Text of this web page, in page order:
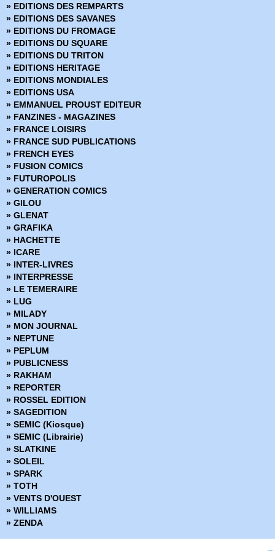
› 63 - Force vitale
› 64 - Esprit d'équipe
› 65 - Les choses obscures
» Daredevil
» Dark Reign
» Dark Reign - Hors Série
» Dark Reign Saga
» DC Heroes
» DC Trinity
DC Universe
» DC Universe Hors Série
» Deadpool (Vol 1 - 1999)
» Deadpool (Vol 2 - 2011)
» Deadpool (Vol 3 - 2012)
» Deadpool (Vol 4 - 2013)
» Deadpool (Vol 5 - 2017)
» Deadpool Hors Série (Vol 1 - 2014)
» Deadpool Hors Série (Vol 2 - 2017)
» Fantastic Four - Renaissance des Heros
» Fantastic Four - Retour des Heros
» Fear Itself
» Fear Itself - Hors Série
» Fear Itself - The fearless
» Fortnite x Marvel : La Guerre zéro
» Generation X
» House of M
» Hulk (Vol 1) Version Intégrale
» Hulk (Vol 2 - 2003)
» Hulk (Vol 3 - 2012)
» Infinite Crisis 52
» Infinity
» Inhumans vs X-Men
» Iron-man - Hors Serie
» Iron-man (Vol 1) - Renaissance des Heros
» Iron-man (Vol 2) - Retour des Heros
» Iron-man (Vol 3 - 2012)
» Iron-man (Vol 4 - 2013)
» Iron-man And Avengers (2017)
» Les Gardiens de la Galaxie - Hors Série
» Les Gardiens de la Galaxie (Vol 1)
» Les Gardiens de la Galaxie (Vol 2)
» Les Icônes Marvel (2023)
» Les legendes de Marvel (2024)
» Les monstres attaquent
» Les Trésors de Marvel (2021)
» Les vilains de Marvel
» Marvel - Les Grandes sagas (2011)
» EDITIONS DES REMPARTS
» EDITIONS DES SAVANES
» EDITIONS DU FROMAGE
» EDITIONS DU SQUARE
» EDITIONS DU TRITON
» EDITIONS HERITAGE
» EDITIONS MONDIALES
» EDITIONS USA
» EMMANUEL PROUST EDITEUR
» FANZINES - MAGAZINES
» FRANCE LOISIRS
» FRANCE SUD PUBLICATIONS
» FRENCH EYES
» FUSION COMICS
» FUTUROPOLIS
» GENERATION COMICS
» GILOU
» GLENAT
» GRAFIKA
» HACHETTE
» ICARE
» INTER-LIVRES
» INTERPRESSE
» LE TEMERAIRE
» LUG
» MILADY
» MON JOURNAL
» NEPTUNE
» PEPLUM
» PUBLICNESS
» RAKHAM
» REPORTER
» ROSSEL EDITION
» SAGEDITION
» SEMIC (Kiosque)
» SEMIC (Librairie)
» SLATKINE
» SOLEIL
» SPARK
» TOTH
» VENTS D'OUEST
» WILLIAMS
» ZENDA